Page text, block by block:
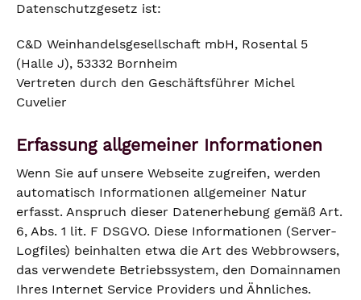
Datenschutzgesetz ist:
C&D Weinhandelsgesellschaft mbH, Rosental 5
(Halle J), 53332 Bornheim
Vertreten durch den Geschäftsführer Michel
Cuvelier
Erfassung allgemeiner Informationen
Wenn Sie auf unsere Webseite zugreifen, werden
automatisch Informationen allgemeiner Natur
erfasst. Anspruch dieser Datenerhebung gemäß Art.
6, Abs. 1 lit. F DSGVO. Diese Informationen (Server-
Logfiles) beinhalten etwa die Art des Webbrowsers,
das verwendete Betriebssystem, den Domainnamen
Ihres Internet Service Providers und Ähnliches.